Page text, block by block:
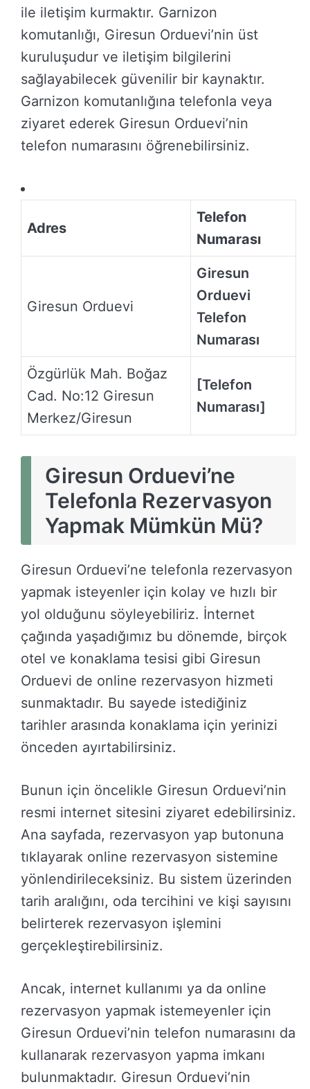
ile iletişim kurmaktır. Garnizon
komutanlığı, Giresun Orduevi’nin üst
kuruluşudur ve iletişim bilgilerini
sağlayabilecek güvenilir bir kaynaktır.
Garnizon komutanlığına telefonla veya
ziyaret ederek Giresun Orduevi’nin
telefon numarasını öğrenebilirsiniz.
Adres
Telefon
Numarası
Giresun Orduevi
Giresun
Orduevi
Telefon
Numarası
Özgürlük Mah. Boğaz
Cad. No:12 Giresun
Merkez/Giresun
[Telefon
Numarası]
Giresun Orduevi’ne
Telefonla Rezervasyon
Yapmak Mümkün Mü?
Giresun Orduevi’ne telefonla rezervasyon
yapmak isteyenler için kolay ve hızlı bir
yol olduğunu söyleyebiliriz. İnternet
çağında yaşadığımız bu dönemde, birçok
otel ve konaklama tesisi gibi Giresun
Orduevi de online rezervasyon hizmeti
sunmaktadır. Bu sayede istediğiniz
tarihler arasında konaklama için yerinizi
önceden ayırtabilirsiniz.
Bunun için öncelikle Giresun Orduevi’nin
resmi internet sitesini ziyaret edebilirsiniz.
Ana sayfada, rezervasyon yap butonuna
tıklayarak online rezervasyon sistemine
yönlendirileceksiniz. Bu sistem üzerinden
tarih aralığını, oda tercihini ve kişi sayısını
belirterek rezervasyon işlemini
gerçekleştirebilirsiniz.
Ancak, internet kullanımı ya da online
rezervasyon yapmak istemeyenler için
Giresun Orduevi’nin telefon numarasını da
kullanarak rezervasyon yapma imkanı
bulunmaktadır. Giresun Orduevi’nin